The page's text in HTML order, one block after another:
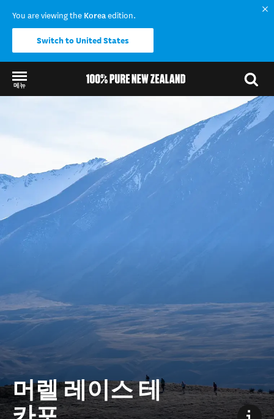
You are viewing the Koreaedition.
Switch to United States
메뉴
머렐 레이스 테